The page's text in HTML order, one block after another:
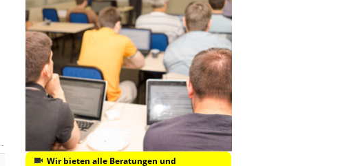
Wir bieten alle Beratungen und